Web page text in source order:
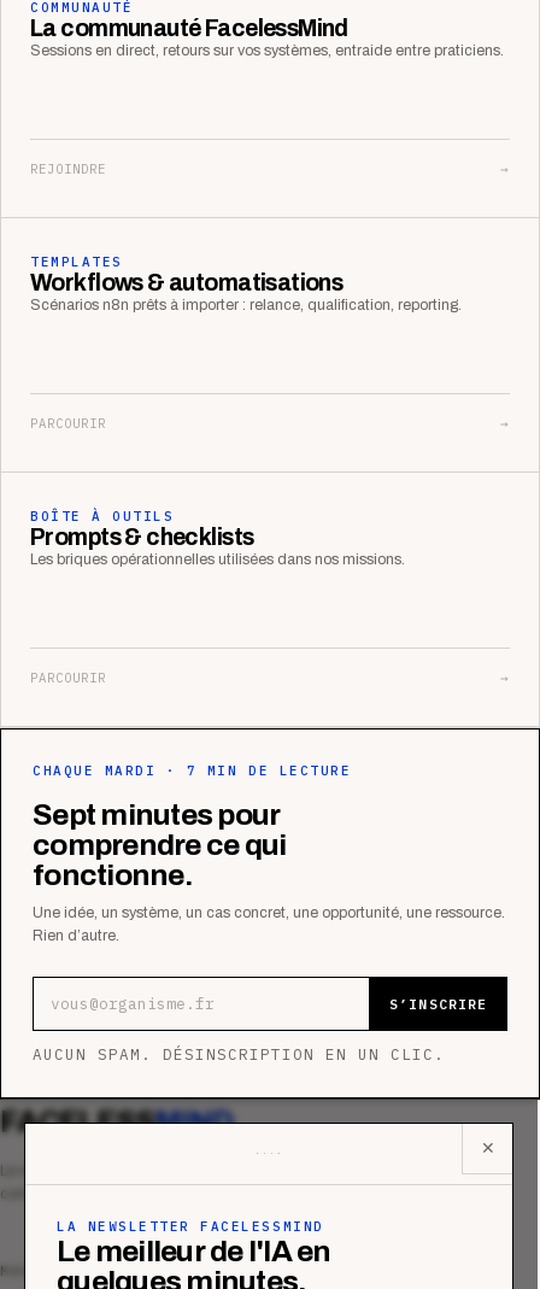
COMMUNAUTÉ
La communauté FacelessMind
Sessions en direct, retours sur vos systèmes, entraide entre praticiens.
REJOINDRE →
TEMPLATES
Workflows & automatisations
Scénarios n8n prêts à importer : relance, qualification, reporting.
PARCOURIR →
BOÎTE À OUTILS
Prompts & checklists
Les briques opérationnelles utilisées dans nos missions.
PARCOURIR →
CHAQUE MARDI · 7 MIN DE LECTURE
Sept minutes pour
comprendre ce qui
fonctionne.
Une idée, un système, un cas concret, une opportunité, une ressource.
Rien d’autre.
S’INSCRIRE
AUCUN SPAM. DÉSINSCRIPTION EN UN CLIC.
✕
LA NEWSLETTER FACELESSMIND
Le meilleur de l'IA en
quelques minutes.
FACELESSMIND
Le média qui mesurent la performance
commerciale des organismes de formation.
MAGAZINE